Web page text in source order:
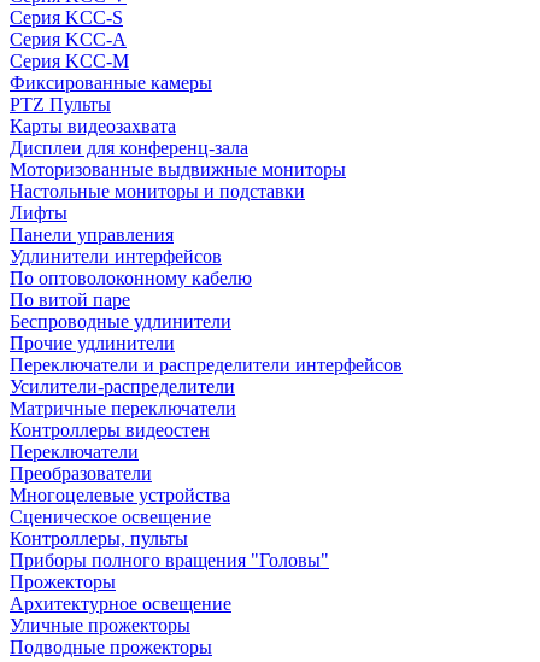
Серия KCC-S
Серия KCC-A
Серия KCC-M
Фиксированные камеры
PTZ Пульты
Карты видеозахвата
Дисплеи для конференц-зала
Моторизованные выдвижные мониторы
Настольные мониторы и подставки
Лифты
Панели управления
Удлинители интерфейсов
По оптоволоконному кабелю
По витой паре
Беспроводные удлинители
Прочие удлинители
Переключатели и распределители интерфейсов
Усилители-распределители
Матричные переключатели
Контроллеры видеостен
Переключатели
Преобразователи
Многоцелевые устройства
Сценическое освещение
Контроллеры, пульты
Приборы полного вращения "Головы"
Прожекторы
Архитектурное освещение
Уличные прожекторы
Подводные прожекторы